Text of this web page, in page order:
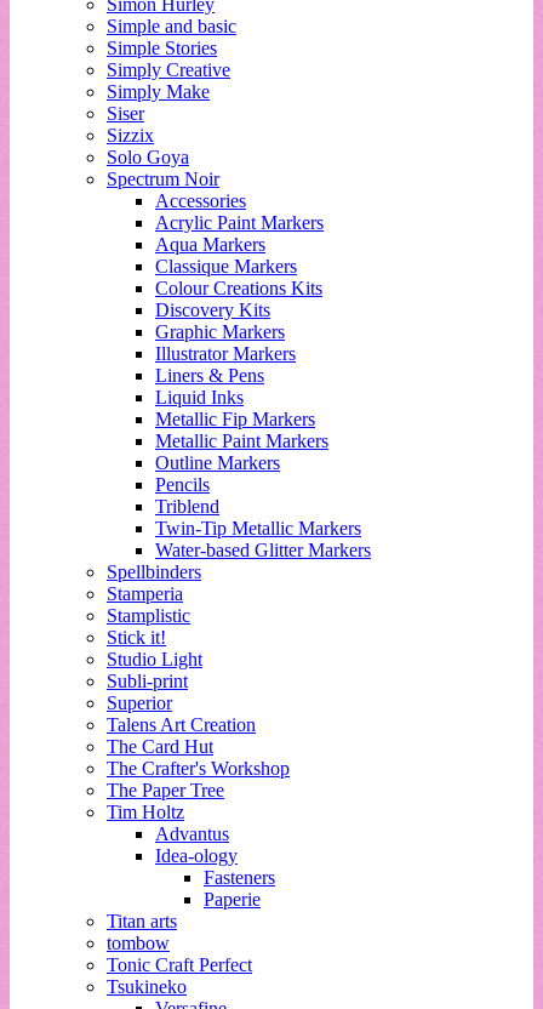
Simple and basic
Simple Stories
Simply Creative
Simply Make
Siser
Sizzix
Solo Goya
Spectrum Noir
Accessories
Acrylic Paint Markers
Aqua Markers
Classique Markers
Colour Creations Kits
Discovery Kits
Graphic Markers
Illustrator Markers
Liners & Pens
Liquid Inks
Metallic Fip Markers
Metallic Paint Markers
Outline Markers
Pencils
Triblend
Twin-Tip Metallic Markers
Water-based Glitter Markers
Spellbinders
Stamperia
Stamplistic
Stick it!
Studio Light
Subli-print
Superior
Talens Art Creation
The Card Hut
The Crafter's Workshop
The Paper Tree
Tim Holtz
Advantus
Idea-ology
Fasteners
Paperie
Titan arts
tombow
Tonic Craft Perfect
Tsukineko